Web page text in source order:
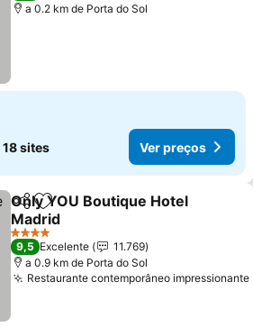
a 0.2 km de Porta do Sol
18 sites Ver preços
PartilharAdicionar aos favoritos
Only YOU Boutique Hotel
Madrid
Ver preços
4 Estrelas
9,5 Excelente
11.769
a 0.9 km de Porta do Sol
Restaurante contemporâneo impressionante